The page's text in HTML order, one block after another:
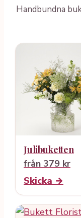
Handbundna
Julibuketten
från 379 kr
Skicka →